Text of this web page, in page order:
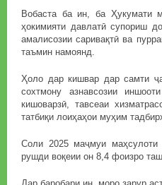
Вобаста ба ин, ба Ҳукумати
ҳокимияти давлатӣ супориш
амалисозии саривақтӣ ва
таъмин намоянд.
Ҳоло дар кишвар дар самти
сохтмону азнавсозии
кишоварзӣ, тавсеаи
татбиқи лоиҳаҳои муҳим
Соли 2025 маҷмуи
рушди воқеии он 8,4 фоизро